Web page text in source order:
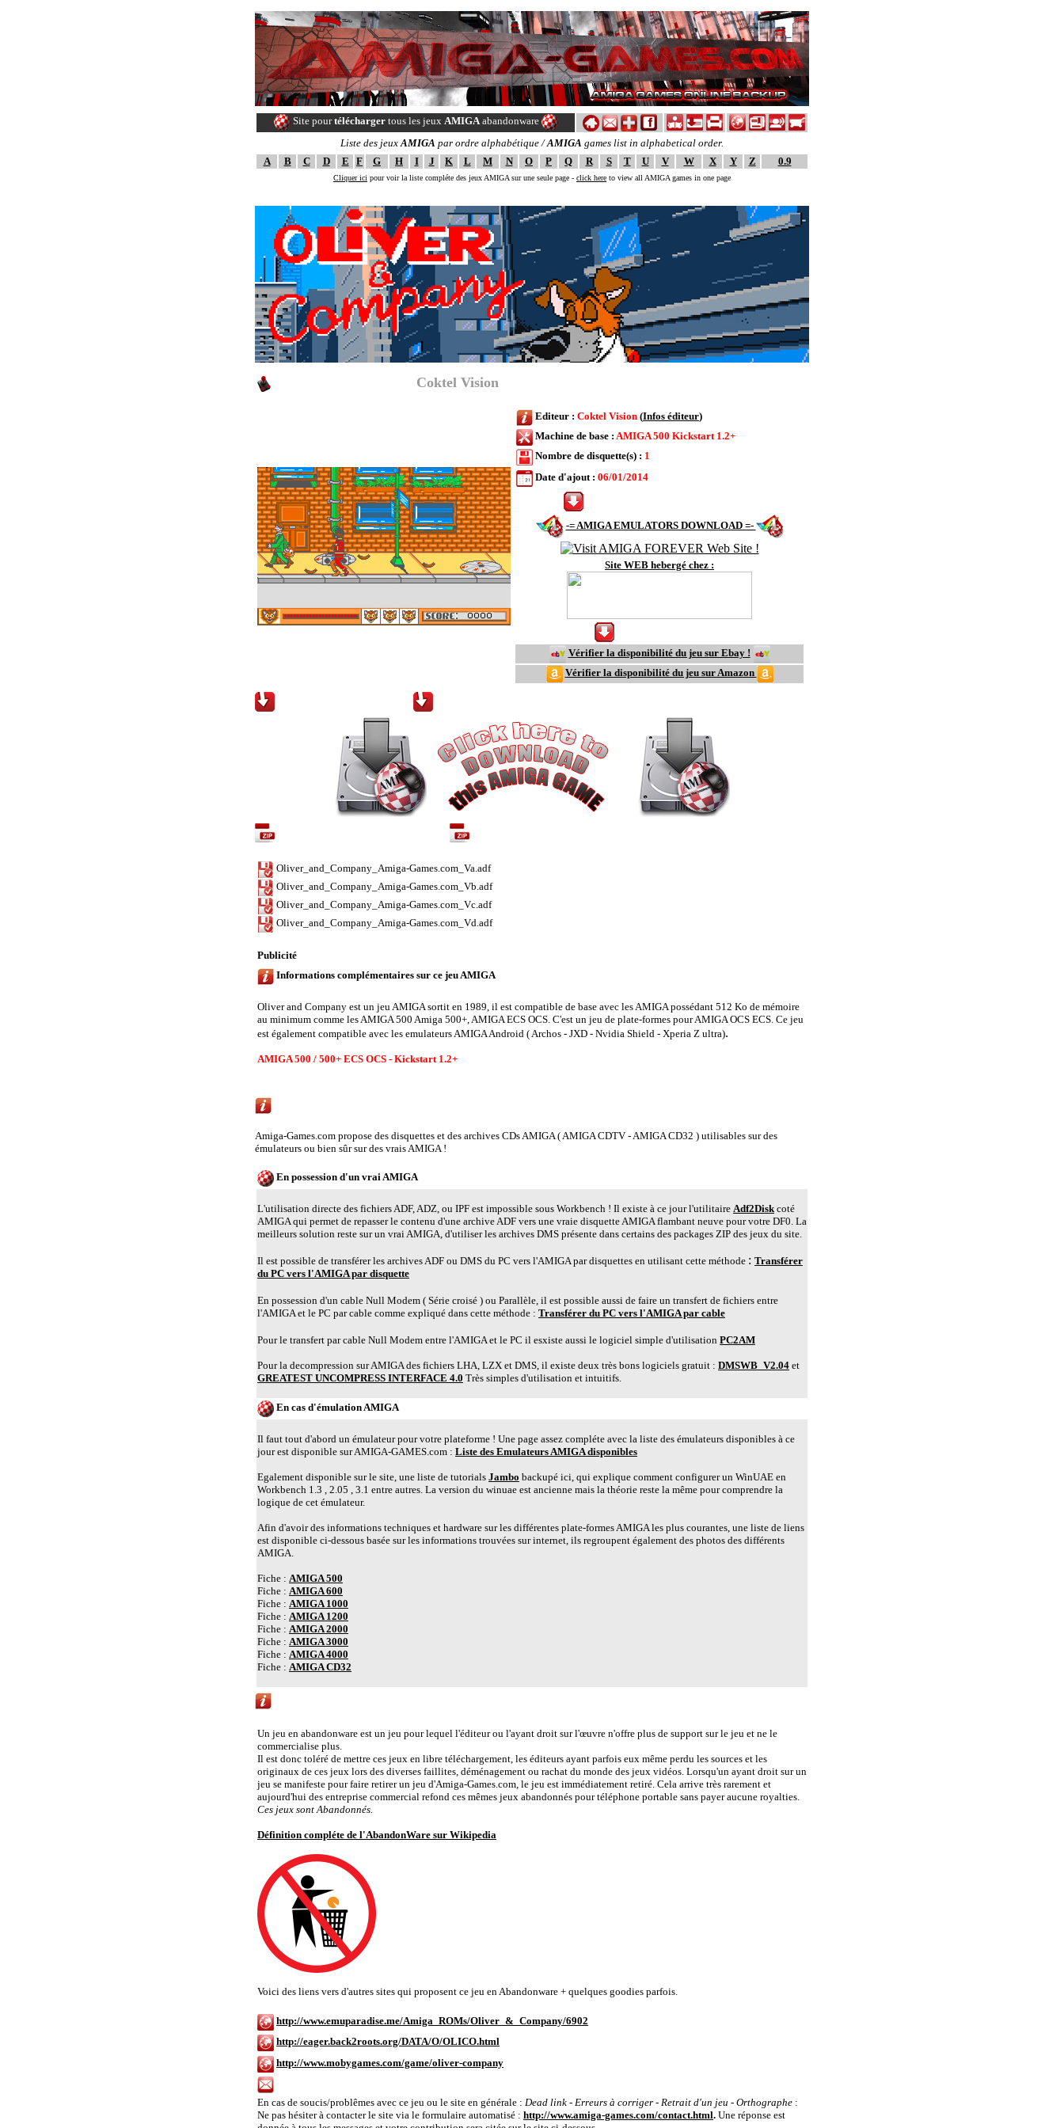
Site pourtéléchargertous les jeux AMIGAabandonware
Liste des jeuxAMIGA par ordre alphabétique /AMIGA games list in alphabetical order.
A
B C D E F G H I J K L M N O P Q R S T U V W X Y Z 0.9
Cliquer ici pour voir la liste compléte des jeux AMIGA sur une seule page - click here to view all AMIGA games in one page
Coktel Vision
Editeur : Coktel Vision (Infos éditeur)
Machine de base : AMIGA 500 Kickstart 1.2+
Nombre de disquette(s) : 1
Date d'ajout : 06/01/2014
-= AMIGA EMULATORS DOWNLOAD =-
Site WEB hebergé chez :
Vérifier la disponibilité du jeu sur Ebay !
Vérifier la disponibilité du jeu sur Amazon
Oliver_and_Company_Amiga-Games.com_Va.adf
Oliver_and_Company_Amiga-Games.com_Vb.adf
Oliver_and_Company_Amiga-Games.com_Vc.adf
Oliver_and_Company_Amiga-Games.com_Vd.adf
Publicité
Informations complémentaires sur ce jeu AMIGA
Oliver and Company est un jeu AMIGA sortit en 1989, il est compatible de base avec les AMIGA possédant 512 Ko de mémoire
au minimum comme les AMIGA 500 Amiga 500+, AMIGA ECS OCS. C'est un jeu de plate-formes pour AMIGA OCS ECS. Ce jeu
est également compatible avec les emulateurs AMIGA Android ( Archos - JXD - Nvidia Shield - Xperia Z ultra).
AMIGA 500 / 500+ ECS OCS - Kickstart 1.2+
Amiga-Games.com propose des disquettes et des archives CDs AMIGA ( AMIGA CDTV - AMIGA CD32 ) utilisables sur des
émulateurs ou bien sûr sur des vrais AMIGA !
En possession d'un vrai AMIGA
L'utilisation directe des fichiers ADF, ADZ, ou IPF est impossible sous Workbench ! Il existe à ce jour l'utilitaire Adf2Disk coté
AMIGA qui permet de repasser le contenu d'une archive ADF vers une vraie disquette AMIGA flambant neuve pour votre DF0. La
meilleurs solution reste sur un vrai AMIGA, d'utiliser les archives DMS présente dans certains des packages ZIP des jeux du site.
Il est possible de transférer les archives ADF ou DMS du PC vers l'AMIGA par disquettes en utilisant cette méthode : Transférer
du PC vers l'AMIGA par disquette
En possession d'un cable Null Modem ( Série croisé ) ou Parallèle, il est possible aussi de faire un transfert de fichiers entre
l'AMIGA et le PC par cable comme expliqué dans cette méthode : Transférer du PC vers l'AMIGA par cable
Pour le transfert par cable Null Modem entre l'AMIGA et le PC il esxiste aussi le logiciel simple d'utilisation PC2AM
Pour la decompression sur AMIGA des fichiers LHA, LZX et DMS, il existe deux très bons logiciels gratuit : DMSWB_V2.04 et
GREATEST UNCOMPRESS INTERFACE 4.0 Très simples d'utilisation et intuitifs.
En cas d'émulation AMIGA
Il faut tout d'abord un émulateur pour votre plateforme ! Une page assez compléte avec la liste des émulateurs disponibles à ce
jour est disponible sur AMIGA-GAMES.com : Liste des Emulateurs AMIGA disponibles
Egalement disponible sur le site, une liste de tutorials Jambo backupé ici, qui explique comment configurer un WinUAE en
Workbench 1.3 , 2.05 , 3.1 entre autres. La version du winuae est ancienne mais la théorie reste la même pour comprendre la
logique de cet émulateur.
Afin d'avoir des informations techniques et hardware sur les différentes plate-formes AMIGA les plus courantes, une liste de liens
est disponible ci-dessous basée sur les informations trouvées sur internet, ils regroupent également des photos des différents
AMIGA.
Fiche : AMIGA 500
Fiche : AMIGA 600
Fiche : AMIGA 1000
Fiche : AMIGA 1200
Fiche : AMIGA 2000
Fiche : AMIGA 3000
Fiche : AMIGA 4000
Fiche : AMIGA CD32
Un jeu en abandonware est un jeu pour lequel l'éditeur ou l'ayant droit sur l'œuvre n'offre plus de support sur le jeu et ne le
commercialise plus.
Il est donc toléré de mettre ces jeux en libre téléchargement, les éditeurs ayant parfois eux même perdu les sources et les
originaux de ces jeux lors des diverses faillites, déménagement ou rachat du monde des jeux vidéos. Lorsqu'un ayant droit sur un
jeu se manifeste pour faire retirer un jeu d'Amiga-Games.com, le jeu est immédiatement retiré. Cela arrive très rarement et
aujourd'hui des entreprise commercial refond ces mêmes jeux abandonnés pour téléphone portable sans payer aucune royalties.
Ces jeux sont Abandonnés.
Définition compléte de l'AbandonWare sur Wikipedia
Voici des liens vers d'autres sites qui proposent ce jeu en Abandonware + quelques goodies parfois.
http://www.emuparadise.me/Amiga_ROMs/Oliver_&_Company/6902
http://eager.back2roots.org/DATA/O/OLICO.html
http://www.mobygames.com/game/oliver-company
En cas de soucis/problêmes avec ce jeu ou le site en générale : Dead link - Erreurs à corriger - Retrait d'un jeu - Orthographe :
Ne pas hésiter à contacter le site via le formulaire automatisé : http://www.amiga-games.com/contact.html. Une réponse est